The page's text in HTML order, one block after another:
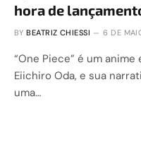
hora de
BY BEATRIZ CHIESSI 6 DE
“One Piece” é um
Eiichiro Oda, e sua
uma…